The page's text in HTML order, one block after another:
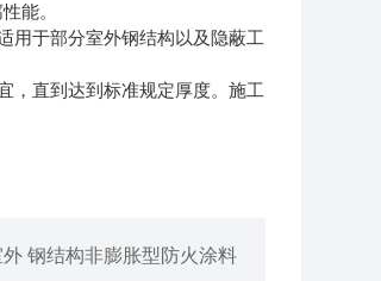
能。
用于部分室外钢结构以及隐蔽工
，直到达到标准规定厚度。施工
外 钢结构非膨胀型防火涂料